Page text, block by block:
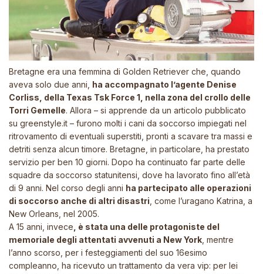
Bretagne era una femmina di Golden Retriever che, quando
aveva solo due anni, ha accompagnato l’agente Denise
Corliss, della Texas Tsk Force 1, nella zona del crollo delle
Torri Gemelle. Allora – si apprende da un articolo pubblicato
su greenstyle.it – furono molti i cani da soccorso impiegati nel
ritrovamento di eventuali superstiti, pronti a scavare tra massi e
detriti senza alcun timore. Bretagne, in particolare, ha prestato
servizio per ben 10 giorni. Dopo ha continuato far parte delle
squadre da soccorso statunitensi, dove ha lavorato fino all’età
di 9 anni. Nel corso degli anni ha partecipato alle operazioni
di soccorso anche di altri disastri , come l’uragano Katrina, a
New Orleans, nel 2005.
A 15 anni, invece , è stata una delle protagoniste del
memoriale degli attentati avvenuti a New York , mentre
l’anno scorso, per i festeggiamenti del suo 16esimo
compleanno, ha ricevuto un trattamento da vera vip: per lei